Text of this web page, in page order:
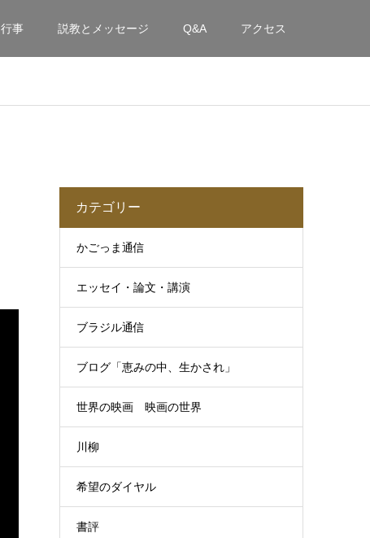
行事 説教とメッセージ Q&A アクセス
カテゴリー
かごっま通信
エッセイ・論文・講演
ブラジル通信
ブログ「恵みの中、生かされ」
世界の映画 映画の世界
川柳
希望のダイヤル
書評